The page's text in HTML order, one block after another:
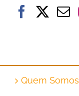
Quem Somos